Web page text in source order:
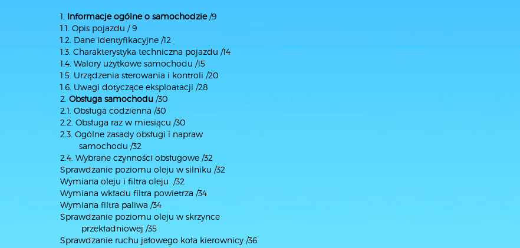
1. Informacje ogólne o samochodzie/9
1.1. Opis pojazdu / 9
1.2. Dane identyfikacyjne /12
1.3. Charakterystyka techniczna pojazdu /14
1.4. Walory użytkowe samochodu /15
1.5. Urządzenia sterowania i kontroli /20
1.6. Uwagi dotyczące eksploatacji /28
2. Obsługa samochodu /30
2.1. Obsługa codzienna /30
2.2. Obsługa raz w miesiącu /30
2.3. Ogólne zasady obsługi i napraw
samochodu /32
2.4. Wybrane czynności obsługowe /32
Sprawdzanie poziomu oleju w silniku /32
Wymiana oleju i filtra oleju /32
Wymiana wkładu filtra powietrza /34
Wymiana filtra paliwa /34
Sprawdzanie poziomu oleju w skrzynce
przekładniowej /35
Sprawdzanie ruchu jałowego koła kierownicy /36